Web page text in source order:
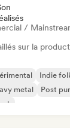
/
sur la
Indie
metal
Post